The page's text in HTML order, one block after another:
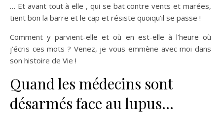
… Et avant tout à elle , qui se bat contre vents et marées,
tient bon la barre et le cap et résiste quoiqu’il se passe !
Comment y parvient-elle et où en est-elle à l’heure où
j’écris ces mots ? Venez, je vous emmène avec moi dans
son histoire de Vie !
Quand les médecins sont
désarmés face au lupus…